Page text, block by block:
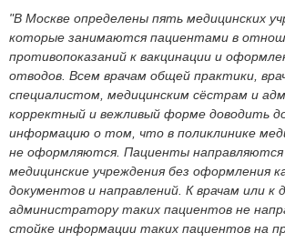
"В Москве определены пять медицинских
которые занимаются пациентами в
противопоказаний к вакцинации и
отводов. Всем врачам общей практики,
специалистом, медицинским сёстрам и
корректный и вежливый форме доводить
информацию о том, что в поликлинике
не оформляются. Пациенты направляются
медицинские учреждения без оформления
документов и направлений. К врачам или к
администратору таких пациентов не
стойке информации таких пациентов на